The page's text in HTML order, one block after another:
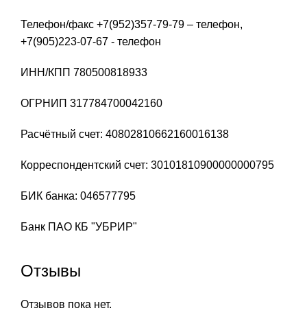
Телефон/факс +7(952)357-79-79 – телефон,
+7(905)223-07-67 - телефон
ИНН/КПП 780500818933
ОГРНИП 317784700042160
Расчётный счет: 40802810662160016138
Корреспондентский счет: 30101810900000000795
БИК банка: 046577795
Банк ПАО КБ "УБРИР"
Отзывы
Отзывов пока нет.